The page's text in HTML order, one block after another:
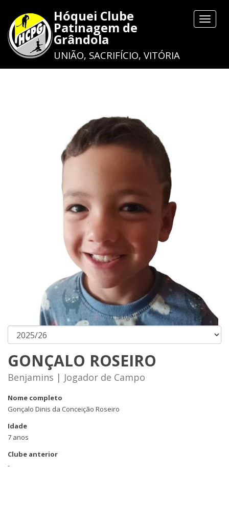
Toggle
Hóquei Clube
Patinagem de
Grândola
UNIÃO, SACRIFÍCIO, VITÓRIA
GONÇALO ROSEIRO
Benjamins | Jogador de Campo
Nome completo
Gonçalo Dinis da Conceição Roseiro
Idade
7 anos
Clube anterior
-